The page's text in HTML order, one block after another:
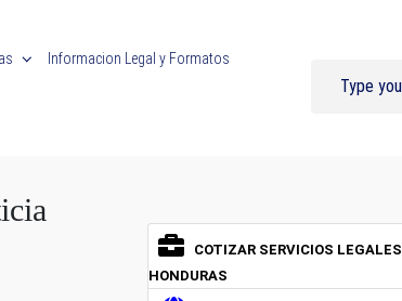
Informacion Legal y Formatos
COTIZAR SERVICIOS LEGALES
HONDURAS